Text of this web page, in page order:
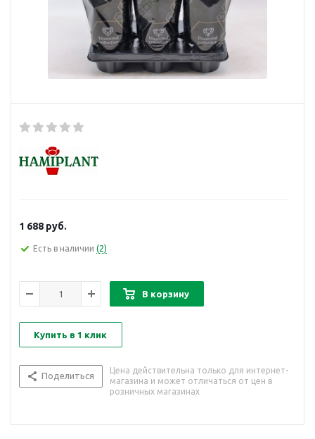
1 688 руб.
Есть в наличии (2)
В корзину
Купить в 1 клик
Поделиться
Цена действительна только для интернет-
магазина и может отличаться от цен в
розничных магазинах